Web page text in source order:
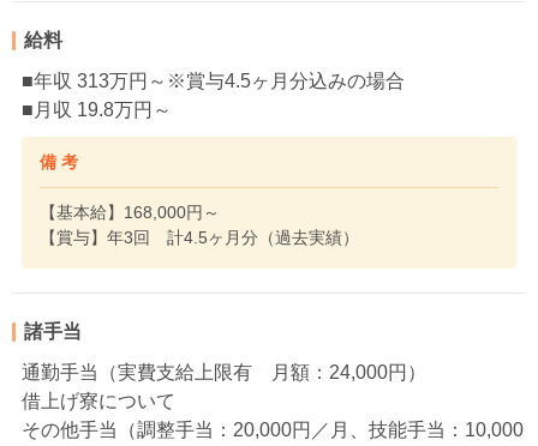
給料
■年収 313万円～※賞与4.5ヶ月分込みの場合
■月収 19.8万円～
備 考
【基本給】168,000円～
【賞与】年3回 計4.5ヶ月分（過去実績）
諸手当
通勤手当（実費支給上限有 月額：24,000円）
借上げ寮について
その他手当（調整手当：20,000円／月、技能手当：10,000